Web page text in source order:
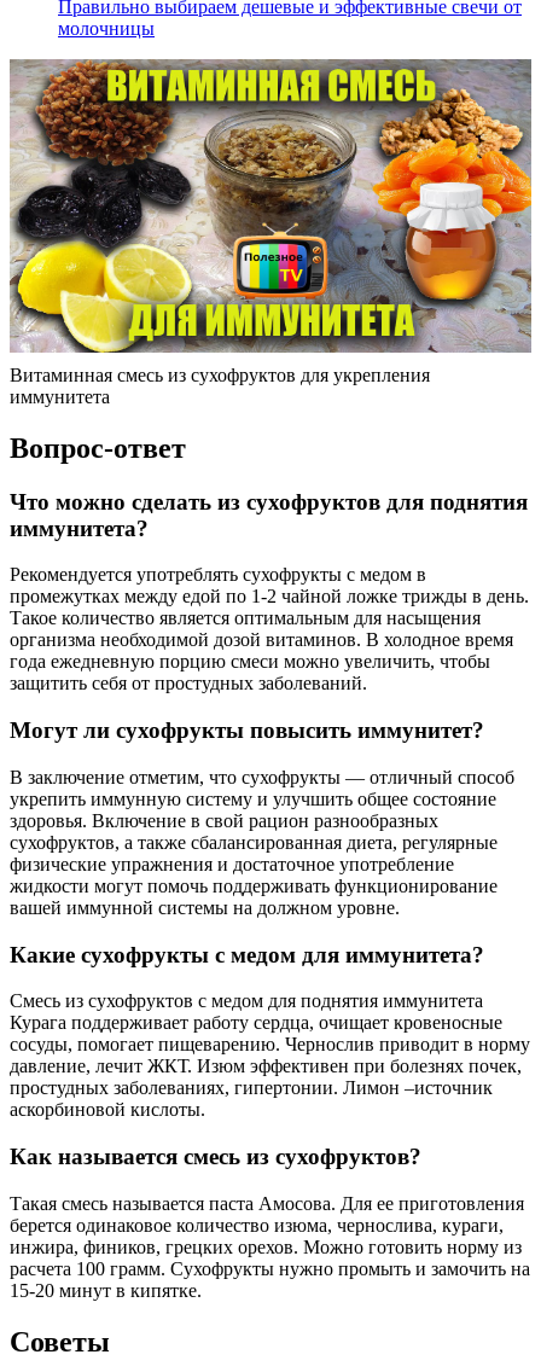
Правильно выбираем дешевые и эффективные свечи от
молочницы
Витаминная смесь из сухофруктов для укрепления
иммунитета
Вопрос-ответ
Что можно сделать из сухофруктов для поднятия
иммунитета?
Рекомендуется употреблять сухофрукты с медом в
промежутках между едой по 1-2 чайной ложке трижды в день.
Такое количество является оптимальным для насыщения
организма необходимой дозой витаминов. В холодное время
года ежедневную порцию смеси можно увеличить, чтобы
защитить себя от простудных заболеваний.
Могут ли сухофрукты повысить иммунитет?
В заключение отметим, что сухофрукты — отличный способ
укрепить иммунную систему и улучшить общее состояние
здоровья. Включение в свой рацион разнообразных
сухофруктов, а также сбалансированная диета, регулярные
физические упражнения и достаточное употребление
жидкости могут помочь поддерживать функционирование
вашей иммунной системы на должном уровне.
Какие сухофрукты с медом для иммунитета?
Смесь из сухофруктов с медом для поднятия иммунитета
Курага поддерживает работу сердца, очищает кровеносные
сосуды, помогает пищеварению. Чернослив приводит в норму
давление, лечит ЖКТ. Изюм эффективен при болезнях почек,
простудных заболеваниях, гипертонии. Лимон –источник
аскорбиновой кислоты.
Как называется смесь из сухофруктов?
Такая смесь называется паста Амосова. Для ее приготовления
берется одинаковое количество изюма, чернослива, кураги,
инжира, фиников, грецких орехов. Можно готовить норму из
расчета 100 грамм. Сухофрукты нужно промыть и замочить на
15-20 минут в кипятке.
Советы